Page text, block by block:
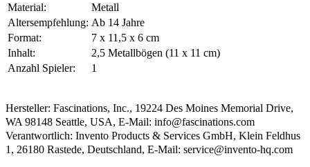
Material:
Metall
Altersempfehlung: Ab 14 Jahre
Format:
7 x 11,5 x 6 cm
Inhalt:
2,5 Metallbögen (11 x 11 cm)
Anzahl Spieler:
1
Hersteller: Fascinations, Inc., 19224 Des Moines Memorial Drive,
WA 98148 Seattle, USA, E-Mail: info@fascinations.com
Verantwortlich: Invento Products & Services GmbH, Klein Feldhus
1, 26180 Rastede, Deutschland, E-Mail: service@invento-hq.com